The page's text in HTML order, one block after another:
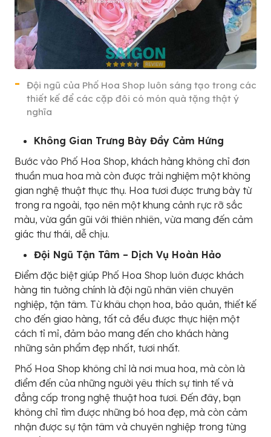
Đội ngũ của Phố Hoa Shop luôn sáng tạo trong các
thiết kế để các cặp đôi có món quà tặng thật ý
nghĩa
Không Gian Trưng Bày Đầy Cảm Hứng
Bước vào Phố Hoa Shop, khách hàng không chỉ đơn
thuần mua hoa mà còn được trải nghiệm một không
gian nghệ thuật thực thụ. Hoa tươi được trưng bày từ
trong ra ngoài, tạo nên một khung cảnh rực rỡ sắc
màu, vừa gần gũi với thiên nhiên, vừa mang đến cảm
giác thư thái, dễ chịu.
Đội Ngũ Tận Tâm – Dịch Vụ Hoàn Hảo
Điểm đặc biệt giúp Phố Hoa Shop luôn được khách
hàng tin tưởng chính là đội ngũ nhân viên chuyên
nghiệp, tận tâm. Từ khâu chọn hoa, bảo quản, thiết kế
cho đến giao hàng, tất cả đều được thực hiện một
cách tỉ mỉ, đảm bảo mang đến cho khách hàng
những sản phẩm đẹp nhất, tươi nhất.
Phố Hoa Shop không chỉ là nơi mua hoa, mà còn là
điểm đến của những người yêu thích sự tinh tế và
đẳng cấp trong nghệ thuật hoa tươi. Đến đây, bạn
không chỉ tìm được những bó hoa đẹp, mà còn cảm
nhận được sự tận tâm và chuyên nghiệp trong từng